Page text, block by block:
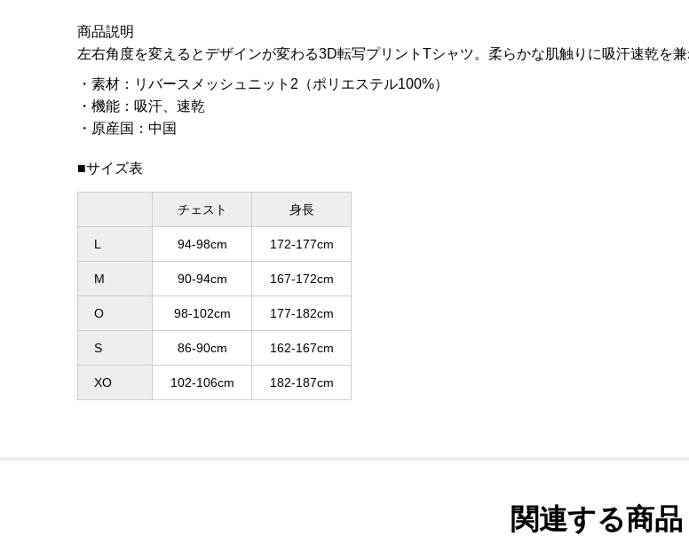
商品説明
左右角度を変えるとデザインが変わる3D転写プリントTシャツ。柔らかな肌触りに吸汗速乾を
素材 ： リバースメッシュニット2（ポリエステル100%）
機能 ： 吸汗、速乾
原産国 ： 中国
■サイズ表
チェスト 身長
L 94-98cm 172-177cm
M 90-94cm 167-172cm
O 98-102cm 177-182cm
S 86-90cm 162-167cm
XO 102-106cm 182-187cm
関連する商品